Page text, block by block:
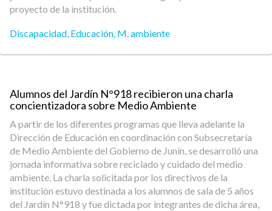
proyecto de la institución.
Discapacidad, Educación, M. ambiente
Alumnos del Jardín N°918 recibieron una charla
concientizadora sobre Medio Ambiente
A partir de los diferentes programas que lleva adelante la
Dirección de Educación en coordinación con Subsecretaría
de Medio Ambiente del Gobierno de Junín, se desarrolló una
jornada informativa sobre reciclado y cuidado del medio
ambiente. La charla solicitada por los directivos de la
institución estuvo destinada a los alumnos de sala de 5 años
del Jardín N°918 y fue dictada por integrantes de dicha área,